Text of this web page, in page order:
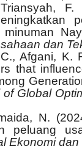
dan
Afgani, K.
that
Global
N.
peluang
Ekonomi